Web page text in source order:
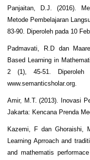
Panjaitan, D.J. (2016).
Metode Pembelajaran
83-90. Diperoleh pada 10
Padmavati, R.D dan
Based Learning in
2 (1), 45-51.
www.semanticsholar.org.
Amir, M.T. (2013). Inovasi
Jakarta: Kencana Prenda
Kazemi, F dan Ghoraishi,
Learning Aprroach and
and mathematis